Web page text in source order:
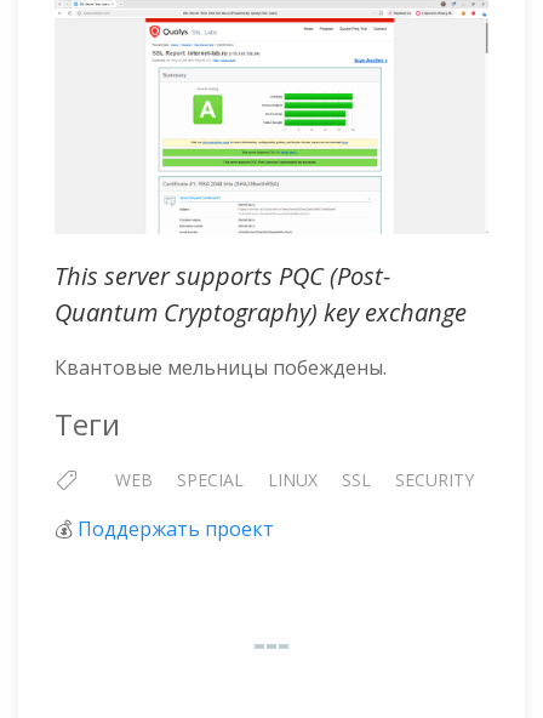
This server supports PQC (Post-
Quantum Cryptography) key exchange
Квантовые мельницы побеждены.
Теги
WEB SPECIAL LINUX SSL SECURITY
💰 Поддержать проект